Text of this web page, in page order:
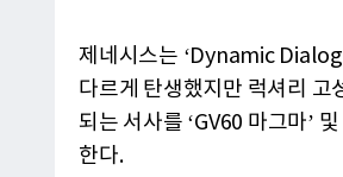
제네시스는 ‘Dynamic
다르게 탄생했지만 럭셔리 고
되는 서사를 ‘GV60 마그마’
한다.